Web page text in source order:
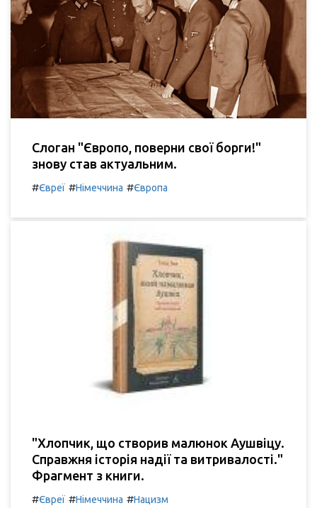
Слоган "Європо, поверни свої борги!"
знову став актуальним.
#Євреї #Німеччина #Європа
"Хлопчик, що створив малюнок Аушвіцу.
Справжня історія надії та витривалості."
Фрагмент з книги.
#Євреї #Німеччина #Нацизм